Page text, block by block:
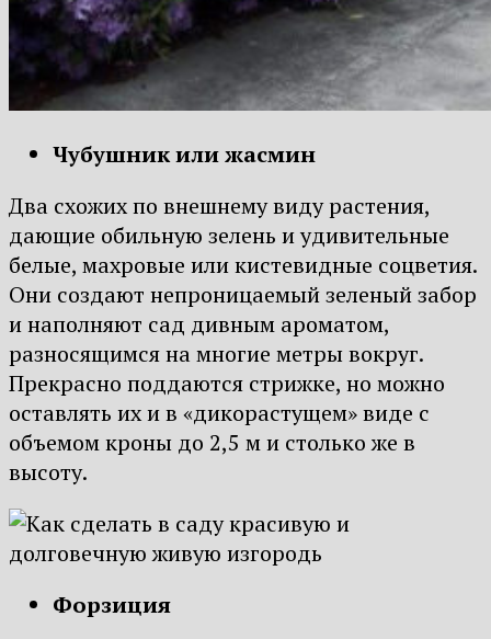
Чубушник или жасмин
Два схожих по внешнему виду растения,
дающие обильную зелень и удивительные
белые, махровые или кистевидные соцветия.
Они создают непроницаемый зеленый забор
и наполняют сад дивным ароматом,
разносящимся на многие метры вокруг.
Прекрасно поддаются стрижке, но можно
оставлять их и в «дикорастущем» виде с
объемом кроны до 2,5 м и столько же в
высоту.
Форзиция